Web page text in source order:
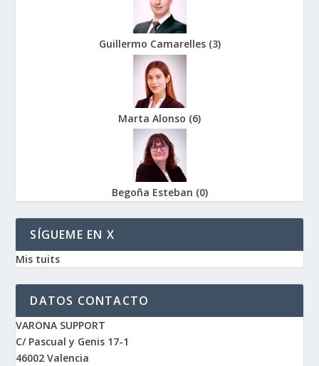
Guillermo Camarelles (3)
Marta Alonso (6)
Begoña Esteban (0)
SÍGUEME EN X
Mis tuits
DATOS CONTACTO
VARONA SUPPORT
C/ Pascual y Genis 17-1
46002 Valencia